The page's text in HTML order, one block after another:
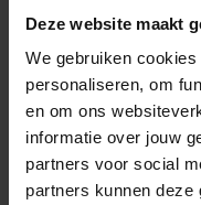
Deze website maakt
We gebruiken
personaliseren, om
en om ons
informatie over jouw
partners voor social
partners kunnen deze
Hoe werkt een
Wanneer u bent
Gebruik bestel- en
te bestellen. Uw bestel-
account. Dat pakt altijd